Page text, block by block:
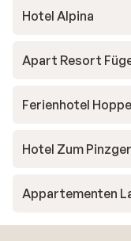
Hotel Alpina
Apart Resort
Ferienhotel
Hotel Zum Pinzger
Appartementen